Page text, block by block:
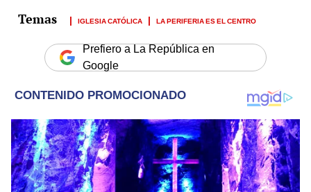
IGLESIA CATÓLICA LA PERIFERIA ES EL CENTRO
Prefiero a La República en
Google